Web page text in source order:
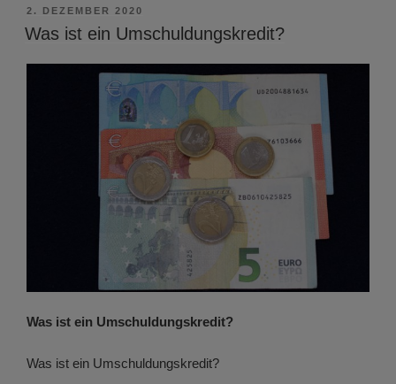
VERÖFFENTLICHT
AM
2. DEZEMBER 2020
Was ist ein Umschuldungskredit?
Was ist ein Umschuldungskredit?
Was ist ein Umschuldungskredit?